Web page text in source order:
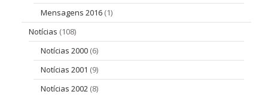
Mensagens 2016 (1)
Notícias (108)
Notícias 2000 (6)
Notícias 2001 (9)
Notícias 2002 (8)